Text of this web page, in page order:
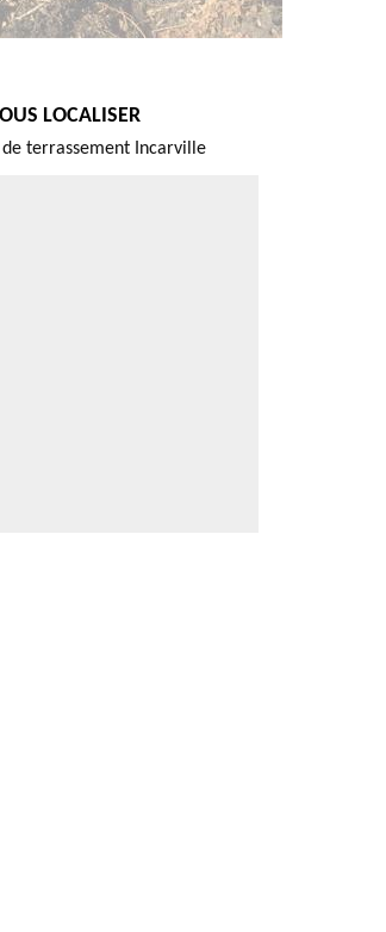
LOCALISER
de terrassement Incarville